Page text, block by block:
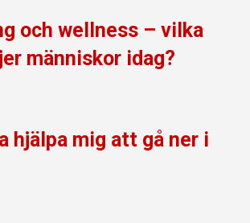
och wellness – vilka
människor idag?
hjälpa mig att gå ner i